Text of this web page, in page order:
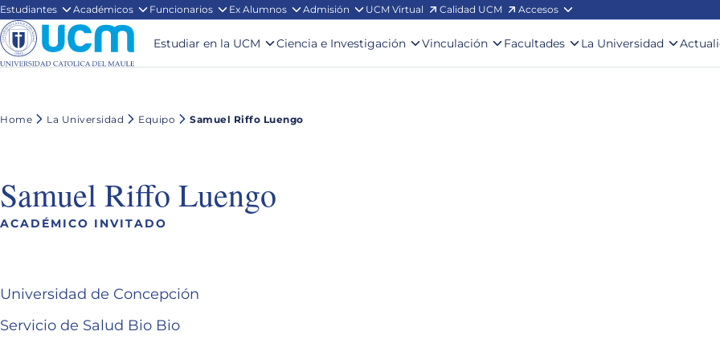
Estudiantes Académicos Funcionarios Ex Alumnos Admisión UCM Virtual Calidad UCM Accesos
Estudiar en la UCM Ciencia e Investigación Vinculación Facultades La Universidad
Home La Universidad Equipo Samuel Riffo Luengo
Samuel Riffo Luengo
ACADÉMICO INVITADO
Universidad de Concepción
Servicio de Salud Bio Bio